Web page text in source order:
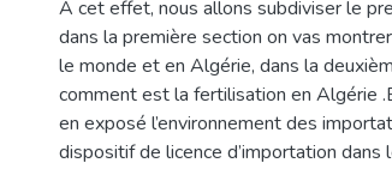
A cet effet, nous allons subdiviser le
dans la première section on vas
le monde et en Algérie, dans la
comment est la fertilisation en Algérie
en exposé l’environnement des
dispositif de licence d’importation dans